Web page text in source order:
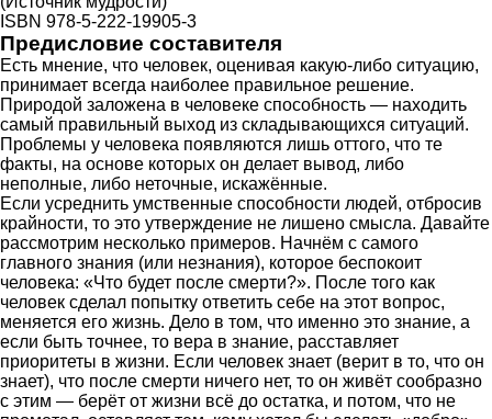
ISBN 978-5-222-19905-3
Предисловие составителя
Есть мнение, что человек, оценивая какую-либо ситуацию,
принимает всегда наиболее правильное решение.
Природой заложена в человеке способность — находить
самый правильный выход из складывающихся ситуаций.
Проблемы у человека появляются лишь оттого, что те
факты, на основе которых он делает вывод, либо
неполные, либо неточные, искажённые.
Если усреднить умственные способности людей, отбросив
крайности, то это утверждение не лишено смысла. Давайте
рассмотрим несколько примеров. Начнём с самого
главного знания (или незнания), которое беспокоит
человека: «Что будет после смерти?». После того как
человек сделал попытку ответить себе на этот вопрос,
меняется его жизнь. Дело в том, что именно это знание, а
если быть точнее, то вера в знание, расставляет
приоритеты в жизни. Если человек знает (верит в то, что он
знает), что после смерти ничего нет, то он живёт сообразно
с этим — берёт от жизни всё до остатка, и потом, что не